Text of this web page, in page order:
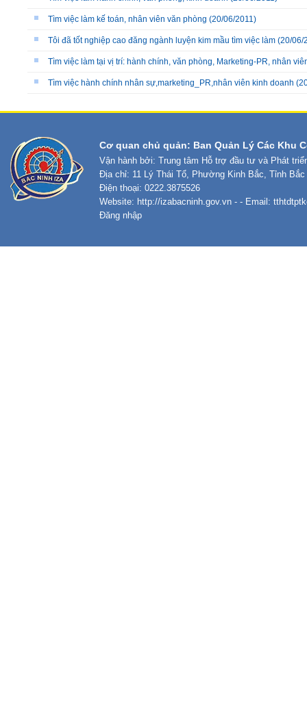
Tìm việc làm kế toán, nhân viên văn phòng (20/06/2011)
Tôi đã tốt nghiệp cao đăng ngành luyện kim mầu tìm việc làm (20/06/
Tìm việc làm tại vị trí: hành chính, văn phòng, Marketing-PR, nhân
Tìm việc hành chính nhân sự,marketing_PR,nhân viên kinh doanh
Cơ quan chủ quản: Ban Quản Lý Các Khu
Vận hành bởi: Trung tâm Hỗ trợ đầu tư và Phát
Địa chỉ: 11 Lý Thái Tổ, Phường Kinh Bắc, Tỉnh Bắc
Điện thoại: 0222.3875526
Website: http://izabacninh.gov.vn - - Email:
Đăng nhập